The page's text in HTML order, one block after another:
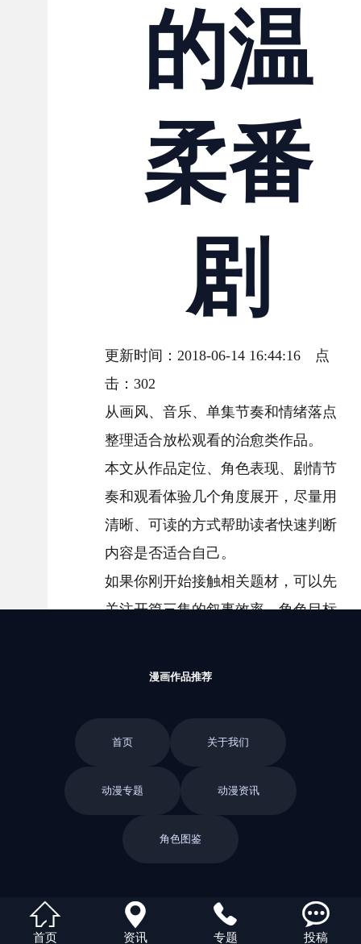
的温
柔番
剧
更新时间：2018-06-14 16:44:16 点
击：302
从画风、音乐、单集节奏和情绪落点
整理适合放松观看的治愈类作品。
本文从作品定位、角色表现、剧情节
奏和观看体验几个角度展开，尽量用
清晰、可读的方式帮助读者快速判断
内容是否适合自己。
如果你刚开始接触相关题材，可以先
关注开篇三集的叙事效率、角色目标
结合\")
返回栏目
漫画作品推荐
首页 关于我们
动漫专题 动漫资讯
角色图鉴

首页

资讯

专题

投稿